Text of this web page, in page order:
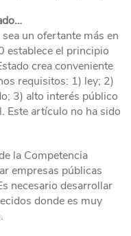
un ofertante más en
establece el principio
crea conveniente
requisitos: 1) ley; 2)
3) alto interés público
Este artículo no ha sido
la Competencia
empresas públicas
necesario desarrollar
donde es muy